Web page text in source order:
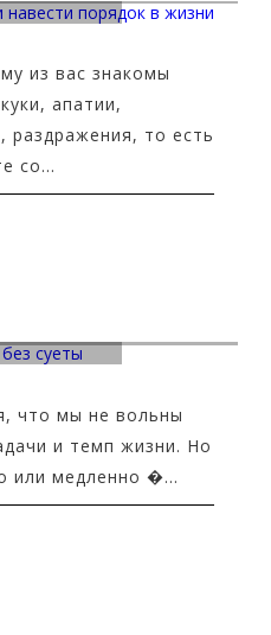
из вас знакомы
апатии,
раздражения, то есть
со...
что мы не вольны
и темп жизни. Но
или медленно �...